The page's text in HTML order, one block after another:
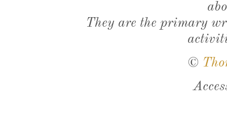
They are the primary
©